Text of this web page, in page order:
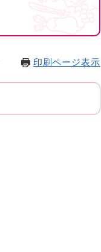
印刷ページ表示